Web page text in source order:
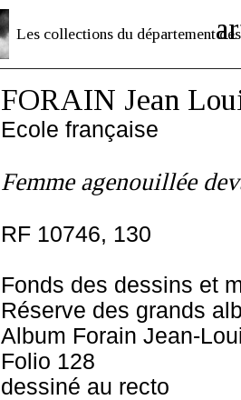
Les collections du département des
FORAIN Jean
Ecole française
Femme agenouillée
RF 10746, 130
Fonds des dessins et
Réserve des grands
Album Forain Jean-
Folio 128
dessiné au recto